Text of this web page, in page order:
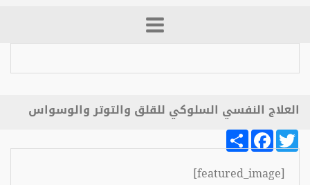
العلاج النفسي السلوكي للقلق والتوتر والوسواس
Share
FacebookTwitter
[featured_image]